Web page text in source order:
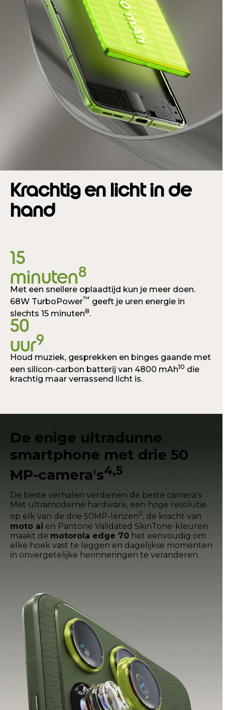
Krachtig en licht in de
hand
15
minuten8
Met een snellere oplaadtijd kun je meer doen.
68W TurboPower™ geeft je uren energie in
slechts 15 minuten8.
50
uur9
Houd muziek, gesprekken en binges gaande met
een silicon-carbon batterij van 4800 mAh10 die
krachtig maar verrassend licht is.
De enige ultradunne
smartphone met drie 50
MP-camera's4,5
De beste verhalen verdienen de beste camera's.
Met ultramoderne hardware, een hoge resolutie
op elk van de drie 50MP-lenzen5, de kracht van
moto ai en Pantone Validated SkinTone-kleuren
maakt de motorola edge 70 het eenvoudig om
elke hoek vast te leggen en dagelijkse momenten
in onvergetelijke herinneringen te veranderen.